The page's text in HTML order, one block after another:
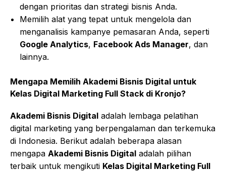
dengan prioritas dan strategi bisnis Anda.
Memilih alat yang tepat untuk mengelola dan
menganalisis kampanye pemasaran Anda, seperti
Google Analytics, Facebook Ads Manager, dan
lainnya.
Mengapa Memilih Akademi Bisnis Digital untuk
Kelas Digital Marketing Full Stack di Kronjo?
Akademi Bisnis Digital adalah lembaga pelatihan
digital marketing yang berpengalaman dan terkemuka
di Indonesia. Berikut adalah beberapa alasan
mengapa Akademi Bisnis Digital adalah pilihan
terbaik untuk mengikuti Kelas Digital Marketing Full